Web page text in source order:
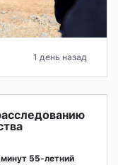
1 день назад
минут 55-летний